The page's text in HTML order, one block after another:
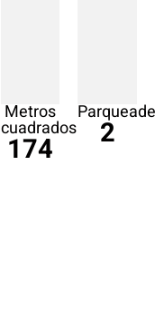
Metros
cuadrados
174 2